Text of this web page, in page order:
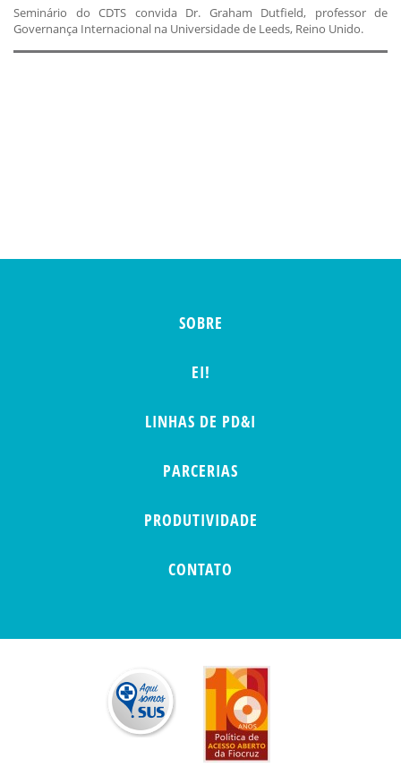
Seminário do CDTS convida Dr. Graham Dutfield, professor de
Governança Internacional na Universidade de Leeds, Reino Unido.
SOBRE
EI!
LINHAS DE PD&I
PARCERIAS
PRODUTIVIDADE
CONTATO